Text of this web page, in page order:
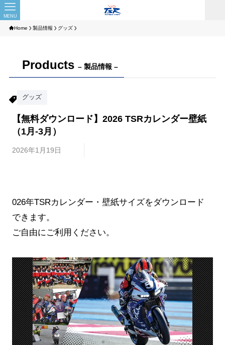
MENU
Home 製品情報 グッズ
Products – 製品情報 –
グッズ
【無料ダウンロード】2026 TSRカレンダー壁紙
（1月-3月）
2026年1月19日
026年TSRカレンダー・壁紙サイズをダウンロード
できます。
ご自由にご利用ください。